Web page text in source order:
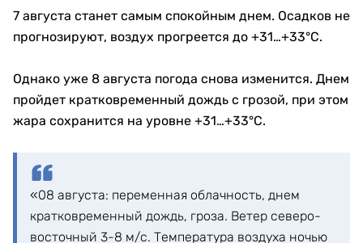
7 августа станет самым спокойным днем. Осадков не
прогнозируют, воздух прогреется до +31…+33°C.
Однако уже 8 августа погода снова изменится. Днем
пройдет кратковременный дождь с грозой, при этом
жара сохранится на уровне +31…+33°C.
«08 августа: переменная облачность, днем
кратковременный дождь, гроза. Ветер северо-
восточный 3-8 м/с. Температура воздуха ночью